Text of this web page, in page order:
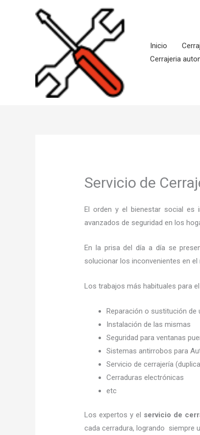
Inicio
Cerrajeria
Servicio de
El orden y el bienestar social es
avanzados de seguridad en los
En la prisa del día a día se
solucionar los inconvenientes en el
Los trabajos más habituales para el
Reparación o sustitución de
Instalación de las mismas
Seguridad para ventanas
Sistemas antirrobos para
Servicio de cerrajería
Cerraduras electrónicas
etc
Los expertos y el servicio de
cada cerradura, logrando siempre